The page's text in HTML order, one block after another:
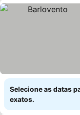
Selecione as datas
exatos.